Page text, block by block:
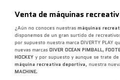
Venta de máquinas
¿Aún no conoces nuestras máquinas
disponemos de un gran surtido de
por supuesto nuestra marca DIVERTY PLAY
nuevas marcas DIVER OCEAN PIMBALL,
HOCKEY y por supuesto y aunque se trate
máquina recreativa deportiva, nuestra
MACHINE.